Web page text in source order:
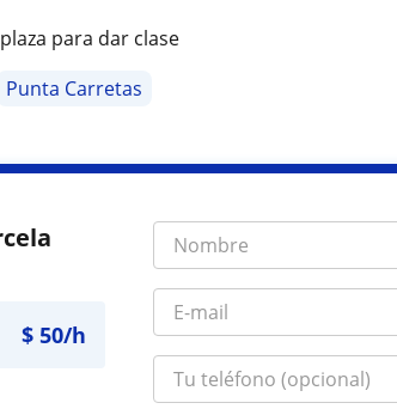
para dar clase
Punta Carretas
$50/h